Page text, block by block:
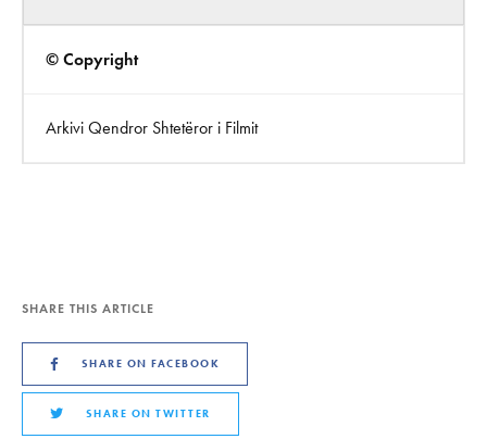
© Copyright
Arkivi Qendror Shtetëror i Filmit
SHARE THIS ARTICLE
SHARE ON FACEBOOK
SHARE ON TWITTER